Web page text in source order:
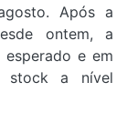
Após a
ontem, a
e em
stock a nível